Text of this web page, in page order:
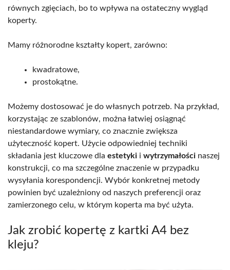
równych zgięciach, bo to wpływa na ostateczny wygląd
koperty.
Mamy różnorodne kształty kopert, zarówno:
kwadratowe,
prostokątne.
Możemy dostosować je do własnych potrzeb. Na przykład,
korzystając ze szablonów, można łatwiej osiągnąć
niestandardowe wymiary, co znacznie zwiększa
użyteczność kopert. Użycie odpowiedniej techniki
składania jest kluczowe dla estetyki i wytrzymałości naszej
konstrukcji, co ma szczególne znaczenie w przypadku
wysyłania korespondencji. Wybór konkretnej metody
powinien być uzależniony od naszych preferencji oraz
zamierzonego celu, w którym koperta ma być użyta.
Jak zrobić kopertę z kartki A4 bez
kleju?